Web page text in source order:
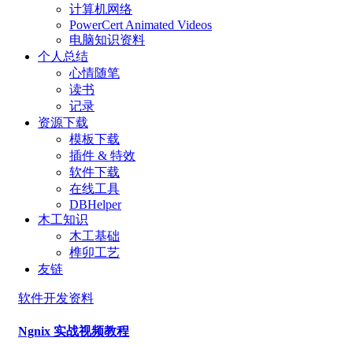
计算机网络
PowerCert Animated Videos
电脑知识资料
个人总结
心情随笔
读书
记录
资源下载
模板下载
插件 & 特效
软件下载
在线工具
DBHelper
木工知识
木工基础
榫卯工艺
友链
软件开发资料
Ngnix 实战视频教程